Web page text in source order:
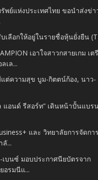
พย์แห่งประเทศไทย ขอนำส่งข่
เลือกให้อยู่ในรายชื่อหุ้นยั่งยืน
เอาใจสาวกสายเกม เต
เล...
ต่ความสุข บูม-กิตตน์ก้อง, นาว-
แอนด์ รีสอร์ท” เดินหน้าปั้นแบร
และ วิทยาลัยการจัดการ
...
-เบนซ์ มอบประกาศนียบัตรจาก
อรมนีแ...